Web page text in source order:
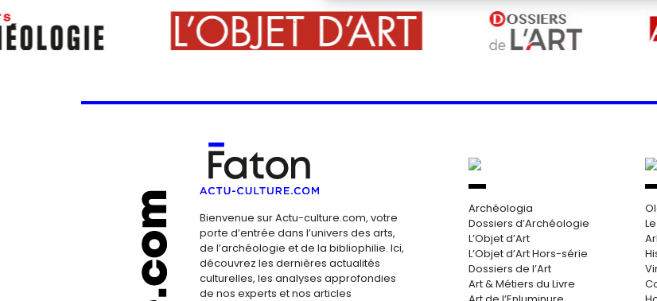
Bienvenue sur Actu-culture.com, votre
porte d’entrée dans l’univers des arts,
de l’archéologie et de la bibliophilie. Ici,
découvrez les dernières actualités
culturelles, les analyses approfondies
de nos experts et nos articles
Archéologia
Dossiers d’Archéologie
L’Objet d’Art
L’Objet d’Art Hors-série
Dossiers de l’Art
Art & Métiers du Livre